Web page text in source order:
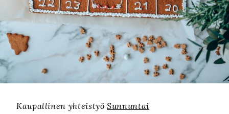
Kaupallinen yhteistyöSunnuntai